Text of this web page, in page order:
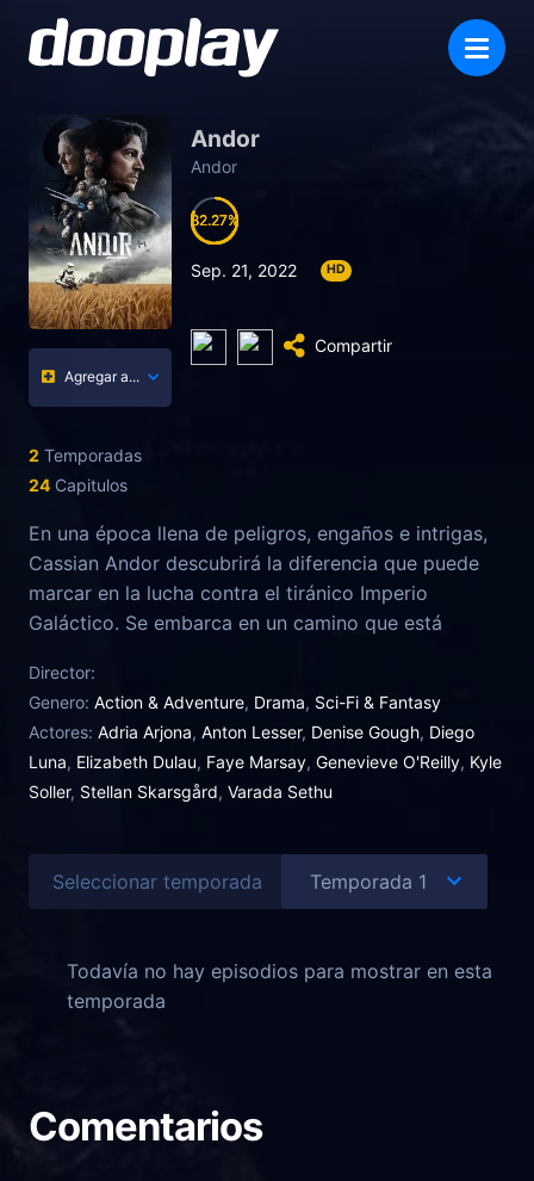
Agregar a...
2 Temporadas
24 Capitulos
Andor
Andor
82.27
82.27
82.27
82.27
Sep. 21, 2022 HD
Compartir
En una época llena de peligros, engaños e intrigas,
Cassian Andor descubrirá la diferencia que puede
marcar en la lucha contra el tiránico Imperio
Galáctico. Se embarca en un camino que está
Director:
Genero: Action & Adventure, Drama, Sci-Fi & Fantasy
Actores: Adria Arjona, Anton Lesser, Denise Gough, Diego
Luna, Elizabeth Dulau, Faye Marsay, Genevieve O'Reilly, Kyle
Soller, Stellan Skarsgård, Varada Sethu
Seleccionar temporada
Todavía no hay episodios para mostrar en esta
temporada
Comentarios